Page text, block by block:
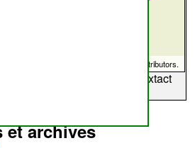
contributors.
ne pas refléter l'endroit extact
et archives